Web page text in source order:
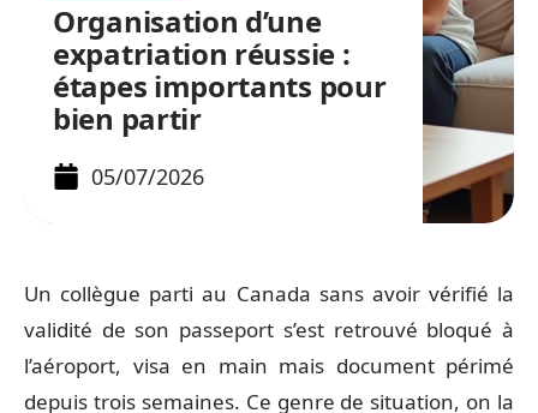
Organisation d’une
expatriation réussie :
étapes importants pour
bien partir
05/07/2026
Un collègue parti au Canada sans avoir vérifié la
validité de son passeport s’est retrouvé bloqué à
l’aéroport, visa en main mais document périmé
depuis trois semaines. Ce genre de situation, on la